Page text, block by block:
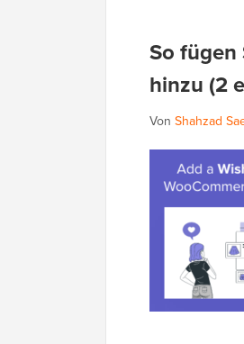
So fügen
hinzu (2
Von Shahzad